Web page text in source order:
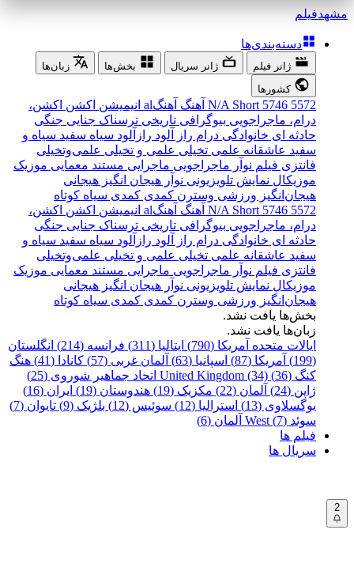
مشهدفیلم
دسته‌بندی‌ها
ژانر فیلم ژانر سریال بخش‌ها
زبان‌ها
کشورها
5572
5746
N/A Short آهنگ آهنگal انیمیشن اکشن اکشن،
درام، ماجراجویی بیوگرافی تاریخی ترسناک جنایی جنگی
حادثه ای خانوادگی درام راز آلود رازآلود سیاه سفید سیاه و
سفید عاشقانه علمی تخیلی علمی و تخیلی علمی‌و‌تخیلی
فانتزی فیلم نوآر ماجراجویی ماجرایی مستند معمایی موزیک
موزیکال نمایش تلویزیونی نوآر هیجان انگیز هیجانی
هیجان‌انگیز ورزشی وسترن کمدی کمدی سیاه کوتاه
5572
5746
N/A Short آهنگ آهنگal انیمیشن اکشن اکشن،
درام، ماجراجویی بیوگرافی تاریخی ترسناک جنایی جنگی
حادثه ای خانوادگی درام راز آلود رازآلود سیاه سفید سیاه و
سفید عاشقانه علمی تخیلی علمی و تخیلی علمی‌و‌تخیلی
فانتزی فیلم نوآر ماجراجویی ماجرایی مستند معمایی موزیک
موزیکال نمایش تلویزیونی نوآر هیجان انگیز هیجانی
هیجان‌انگیز ورزشی وسترن کمدی کمدی سیاه کوتاه
بخش‌ها یافت نشد.
زبان‌ها یافت نشد.
ایالات متحده آمریکا (790)
ایتالیا (311) فرانسه (214)
انگلستان
(199)
آمریکا (87) اسپانیا (63) آلمان غربی (57) کانادا (41)
هنگ
کنگ (36)
United Kingdom (34) اتحاد جماهیر شوروی (25)
ژاپن (24)
آلمان (22) مکزیک (19) هندوستان (19)
ایران (16)
یوگسلاوی (13)
استرالیا (12) سوئیس (12) بلژیک (9)
تایوان (7)
سوئد (7)
West آلمان (6)
فیلم ها
سریال ها
2